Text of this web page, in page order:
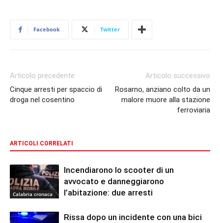
Facebook Twitter
Articolo precedente
Cinque arresti per spaccio di
droga nel cosentino
Articolo successivo
Rosarno, anziano colto da un
malore muore alla stazione
ferroviaria
ARTICOLI CORRELATI
Calabria cronaca
Incendiarono lo scooter di un
avvocato e danneggiarono
l’abitazione: due arresti
Rissa dopo un incidente con una bici